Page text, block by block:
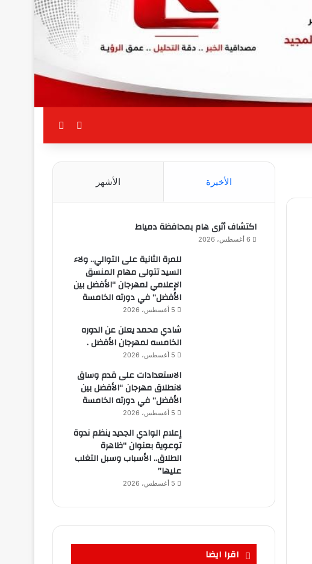
الوضع المظلم
الأخيرة الأشهر
اكتشاف أثرى هام بمحافظة دمياط
6 أغسطس، 2026
للمرة الثانية على التوالي.. ولاء
السيد تتولى مهام المنسق
الإعلامي لمهرجان “الأفضل بين
الأفضل” في دورته الخامسة
5 أغسطس، 2026
شادي محمد يعلن عن الدوره
الخامسه لمهرجان الأفضل .
5 أغسطس، 2026
الاستعدادات على قدم وساق
لانطلاق مهرجان “الأفضل بين
الأفضل” في دورته الخامسة
5 أغسطس، 2026
إعلام الوادي الجديد ينظم ندوة
توعوية بعنوان “ظاهرة
الطلاق.. الأسباب وسبل التغلب
عليها”
5 أغسطس، 2026
اقرا ايضا